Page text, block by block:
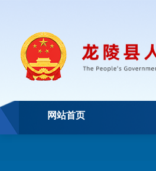
网站首页